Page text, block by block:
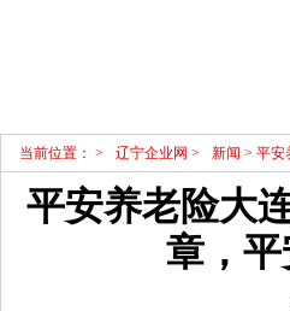
当前位置： > 辽宁企业网 > 新闻 > 平安
平安养老险大
章，